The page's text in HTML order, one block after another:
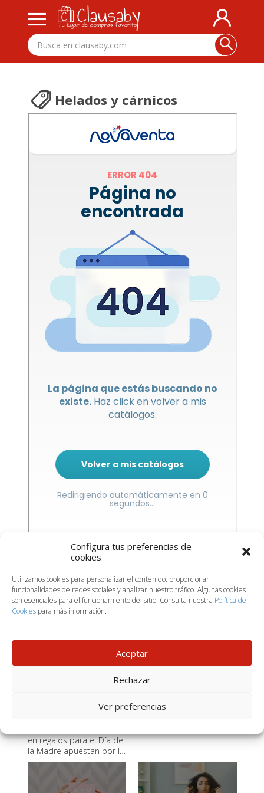
Configura tus preferencias de
cookies
Utilizamos cookies para personalizar el contenido, proporcionar
funcionalidades de redes sociales y analizar nuestro tráfico. Algunas cookies
son esenciales para el funcionamiento del sitio. Consulta nuestra Política de
Cookies para más información.
Aceptar
Rechazar
Ver preferencias
Helados y cárnicos
Lo másvisto
regalos para el Día
que será más
popular este año
en regalos para el Día de
la Madre apuestan por lo
personalizado, lo
experiencias
Tendencias de
árboles de Navidad
Estilos únicos para